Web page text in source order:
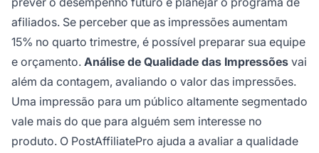
afiliados. Se perceber que as impressões aumentam
15% no quarto trimestre, é possível preparar sua equipe
e orçamento. Análise de Qualidade das Impressões vai
além da contagem, avaliando o valor das impressões.
Uma impressão para um público altamente segmentado
vale mais do que para alguém sem interesse no
produto. O PostAffiliatePro ajuda a avaliar a qualidade